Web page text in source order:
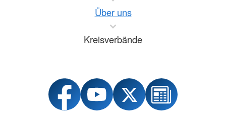
Über uns
Kreisverbände